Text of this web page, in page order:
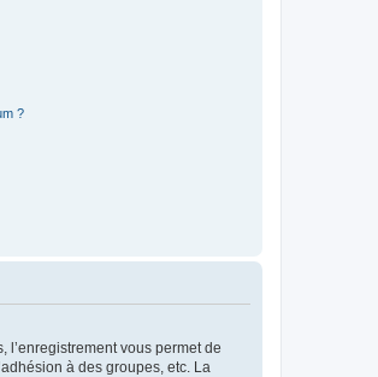
?
l’enregistrement vous permet de
à des groupes, etc. La